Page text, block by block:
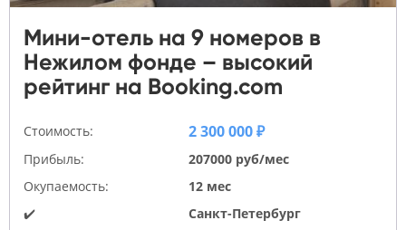
Мини-отель на 9 номеров в
Нежилом фонде – высокий
рейтинг на Booking.com
Стоимость: 2 300 000 ₽
Прибыль:
207000 руб/мес
Окупаемость:
12 мес
✔️
Санкт-Петербург